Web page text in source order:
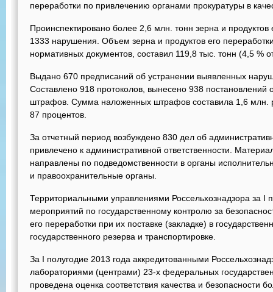
переработки по привлечению органами прокуратуры в
Проинспектировано более 2,6 млн. тонн зерна и
1333 нарушения. Объем зерна и продуктов его
нормативных документов, составил 119,8 тыс. тонн (4,5 %
Выдано 670 предписаний об устранении выявленных
Составлено 918 протоколов, вынесено 938
штрафов. Сумма наложенных штрафов составила 1,6 млн.
87 процентов.
За отчетный период возбуждено 830 дел об
привлечено к административной ответственности.
направлены по подведомственности в органы
и правоохранительные органы.
Территориальными управлениями Россельхознадзора за I
мероприятий по государственному контролю за
его переработки при их поставке (закладке) в
государственного резерва и транспортировке.
За I полугодие 2013 года аккредитованными
лабораториями (центрами) 23-х федеральных
проведена оценка соответствия качества и безопасности